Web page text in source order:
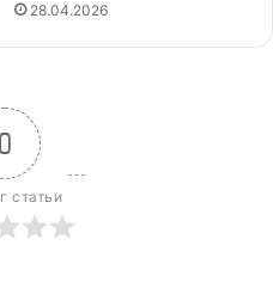
28.04.2026
0
статьи